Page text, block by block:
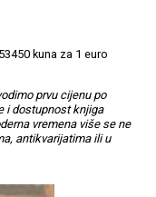
kuna za 1 euro
prvu cijenu po
i dostupnost knjiga
vremena više se ne
antikvarijatima ili u